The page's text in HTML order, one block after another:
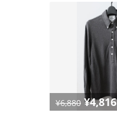
¥6,880 ¥4,816